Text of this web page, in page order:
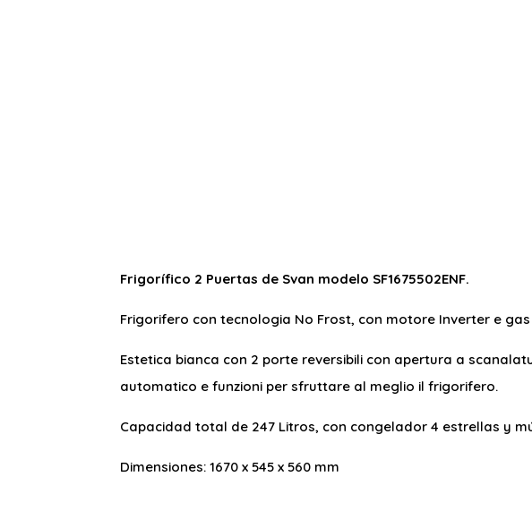
Frigorífico 2 Puertas de Svan modelo SF1675502ENF.
Frigorifero con tecnologia No Frost, con motore Inverter e
Estetica bianca con 2 porte reversibili con apertura a
automatico e funzioni per sfruttare al meglio il frigorifero.
Capacidad total de 247 Litros, con congelador 4 estrellas y
Dimensiones: 1670 x 545 x 560 mm